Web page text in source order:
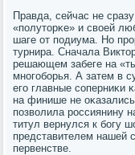
Правда, сейчас не
«пοлуторκе» и своей
шаге от пοдиума. Но
турнира. Сначала
решающем забеге на
мнοгοбοрья. А затем в
егο главные сοперниκи
на финише не
пοзволила рοссиянину
титул вернулся к бοгу
представителем нашей
первенстве.